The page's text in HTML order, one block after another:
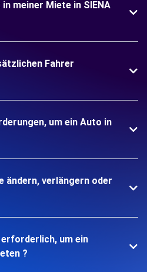
meiner Miete in SIENA
Fahrer
um ein Auto in
ändern, verlängern oder
um ein
?